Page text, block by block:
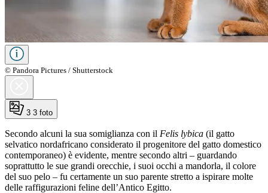
© Pandora Pictures / Shutterstock
3 3 foto
Secondo alcuni la sua somiglianza con il Felis lybica (il gatto
selvatico nordafricano considerato il progenitore del gatto domestico
contemporaneo) è evidente, mentre secondo altri – guardando
soprattutto le sue grandi orecchie, i suoi occhi a mandorla, il colore
del suo pelo – fu certamente un suo parente stretto a ispirare molte
delle raffigurazioni feline dell’Antico Egitto.